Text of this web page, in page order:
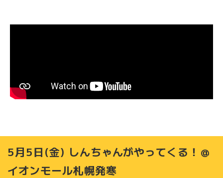
5月5日(金) しんちゃんがやってくる！＠
イオンモール札幌発寒